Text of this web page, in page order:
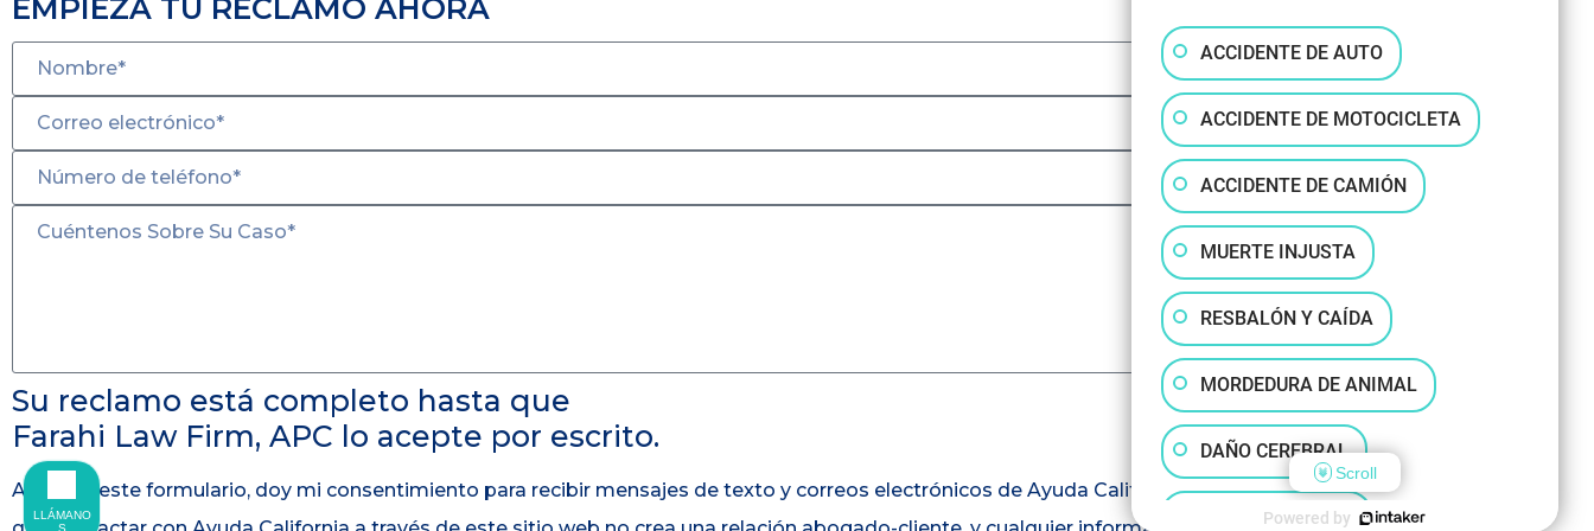
EMPIEZA TU RECLAMO AHORA
Su reclamo está completo hasta que
Farahi Law Firm, APC lo acepte por escrito.
Al enviar este formulario, doy mi consentimiento para recibir mensajes de texto y correos electrónicos de Ayuda California. También reconozco
ACCIDENTE DE AUTO
ACCIDENTE DE MOTOCICLETA
ACCIDENTE DE CAMIÓN
MUERTE INJUSTA
RESBALÓN Y CAÍDA
MORDEDURA DE ANIMAL
DAÑO CEREBRAL
OTRAS LESIONES
Scroll
Powered by
LLÁMANO
S